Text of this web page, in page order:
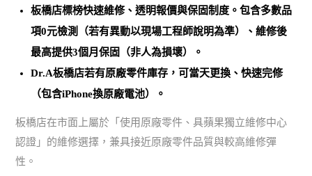
板橋店標榜快速維修、透明報價與保固制度 。包含多數品
項0元檢測（若有異動以現場工程師說明為準）、維修後
最高提供3個月保固（非人為損壞）。
Dr.A板橋店若有原廠零件庫存，可當天更換、快速完修
（包含iPhone換原廠電池）。
板橋店在市面上屬於「使用原廠零件、具蘋果獨立維修中心
認證」的維修選擇，兼具接近原廠零件品質與較高維修彈
性。